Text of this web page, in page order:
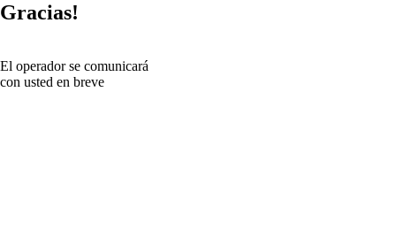
Gracias!
El operador se comunicará
con usted en breve